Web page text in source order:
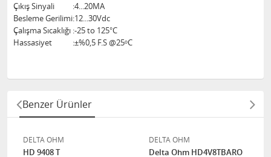
Çıkış Sinyali
:4...20MA
Besleme Gerilimi:12...30Vdc
Çalışma Sıcaklığı :-25 to 125°C
Hassasiyet
:±%0,5 F.S @25ᵒC
Benzer Ürünler
DELTA OHM
HD 9408 T
DELTA OHM
Delta Ohm HD4V8TBARO